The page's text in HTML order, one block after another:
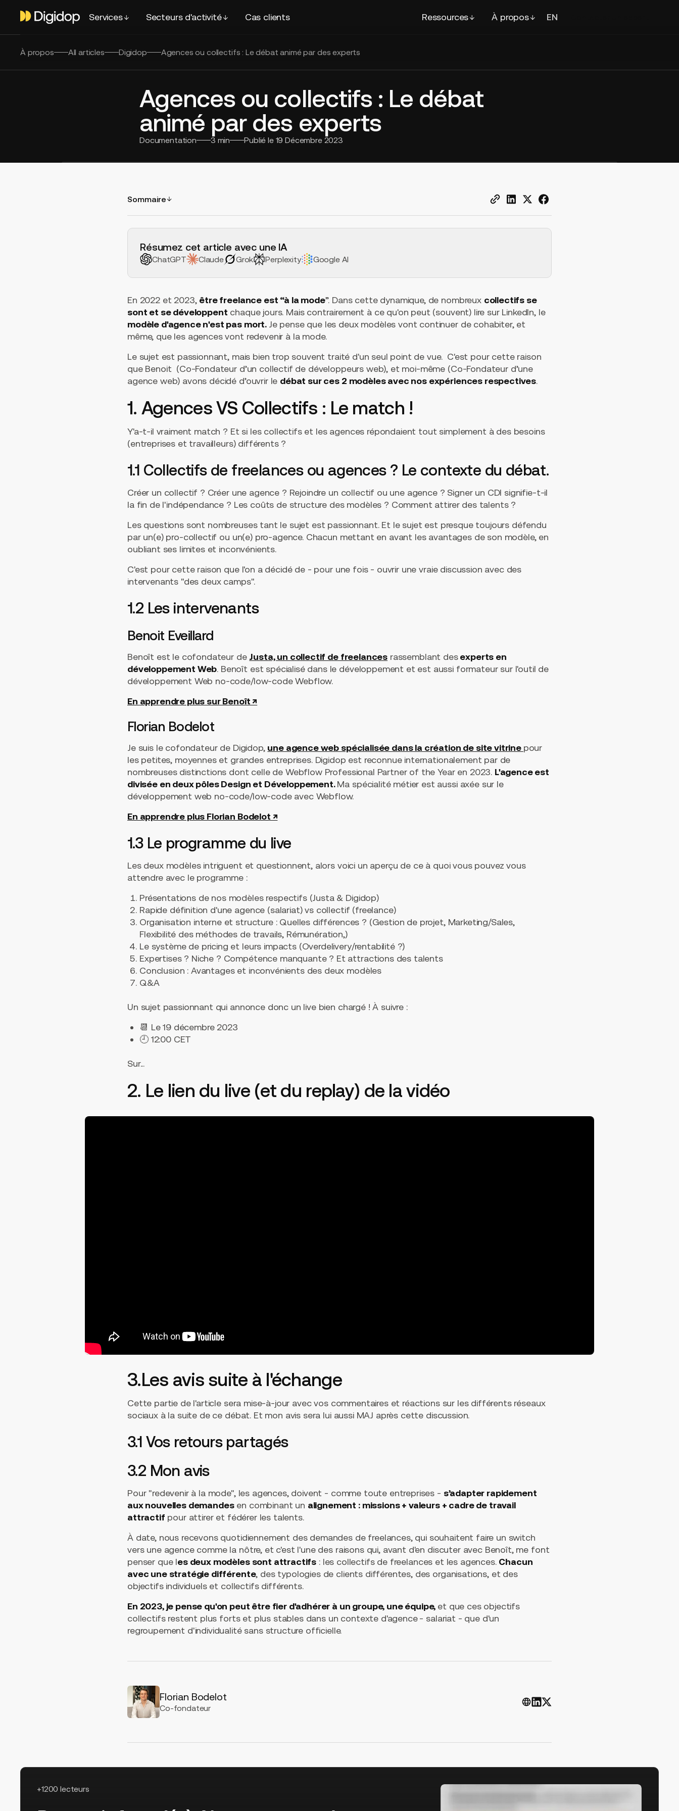
Services Secteurs d'activité Cas clients Ressources À propos EN
À propos All articles Digidop Agences ou collectifs : Le débat animé par des experts
Agences ou collectifs : Le débat
animé par des experts
Documentation 3 min Publié le 19 Décembre 2023
Sommaire
H2 Example
Résumez cet article avec une IA
ChatGPT Claude Grok Perplexity Google AI
En 2022 et 2023, être freelance est “à la mode”. Dans cette dynamique, de nombreux collectifs se
sont et se développent chaque jours. Mais contrairement à ce qu'on peut (souvent) lire sur LinkedIn, le
modèle d'agence n'est pas mort. Je pense que les deux modèles vont continuer de cohabiter, et
même, que les agences vont redevenir à la mode.
Le sujet est passionnant, mais bien trop souvent traité d'un seul point de vue. C'est pour cette raison
que Benoit (Co-Fondateur d’un collectif de développeurs web), et moi-même (Co-Fondateur d’une
agence web) avons décidé d’ouvrir le débat sur ces 2 modèles avec nos expériences respectives.
1. Agences VS Collectifs : Le match !
Y'a-t-il vraiment match ? Et si les collectifs et les agences répondaient tout simplement à des besoins
(entreprises et travailleurs) différents ?
1.1 Collectifs de freelances ou agences ? Le contexte du débat.
Créer un collectif ? Créer une agence ? Rejoindre un collectif ou une agence ? Signer un CDI signifie-t-il
la fin de l'indépendance ? Les coûts de structure des modèles ? Comment attirer des talents ?
Les questions sont nombreuses tant le sujet est passionnant. Et le sujet est presque toujours défendu
par un(e) pro-collectif ou un(e) pro-agence. Chacun mettant en avant les avantages de son modèle, en
oubliant ses limites et inconvénients.
C'est pour cette raison que l'on a décidé de - pour une fois - ouvrir une vraie discussion avec des
intervenants "des deux camps".
1.2 Les intervenants
Benoit Eveillard
Benoît est le cofondateur de Justa, un collectif de freelances rassemblant desexperts en
développement Web. Benoît est spécialisé dans le développement et est aussi formateur sur l'outil de
développement Web no-code/low-code Webflow.
En apprendre plus sur Benoît ↗
Florian Bodelot
Je suis le cofondateur de Digidop, une agence web spécialisée dans la création de site vitrine pour
les petites, moyennes et grandes entreprises. Digidop est reconnue internationalement par de
nombreuses distinctions dont celle de Webflow Professional Partner of the Year en 2023. L'agence est
divisée en deux pôles Design et Développement.Ma spécialité métier est aussi axée sur le
développement web no-code/low-code avec Webflow.
En apprendre plus Florian Bodelot ↗
1.3 Le programme du live
Les deux modèles intriguent et questionnent, alors voici un aperçu de ce à quoi vous pouvez vous
attendre avec le programme :
Présentations de nos modèles respectifs (Justa & Digidop)
Rapide définition d'une agence (salariat) vs collectif (freelance)
Organisation interne et structure : Quelles différences ? (Gestion de projet, Marketing/Sales,
Flexibilité des méthodes de travails, Rémunération,)
Le système de pricing et leurs impacts (Overdelivery/rentabilité ?)
Expertises ? Niche ? Compétence manquante ? Et attractions des talents
Conclusion : Avantages et inconvénients des deux modèles
Q&A
Un sujet passionnant qui annonce donc un live bien chargé ! À suivre :
📆 Le 19 décembre 2023
🕘 12:00 CET
Sur...
2. Le lien du live (et du replay) de la vidéo
3.Les avis suite à l'échange
Cette partie de l'article sera mise-à-jour avec vos commentaires et réactions sur les différents réseaux
sociaux à la suite de ce débat. Et mon avis sera lui aussi MAJ après cette discussion.
3.1 Vos retours partagés
3.2 Mon avis
Pour "redevenir à la mode", les agences, doivent - comme toute entreprises - s’adapter rapidement
aux nouvelles demandesen combinant un alignement : missions + valeurs + cadre de travail
attractif pour attirer et fédérer les talents.
À date, nous recevons quotidiennement des demandes de freelances, qui souhaitent faire un switch
vers une agence comme la nôtre, et c'est l'une des raisons qui, avant d'en discuter avec Benoît, me font
penser que les deux modèles sont attractifs : les collectifs de freelances et les agences. Chacun
avec une stratégie différente, des typologies de clients différentes, des organisations, et des
objectifs individuels et collectifs différents.
En 2023, je pense qu'on peut être fier d'adhérer à un groupe, une équipe, et que ces objectifs
collectifs restent plus forts et plus stables dans un contexte d'agence - salariat - que d'un
regroupement d'individualité sans structure officielle.
Florian Bodelot
Co-fondateur
+1200 lecteurs